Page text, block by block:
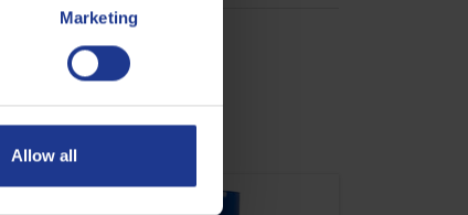
Marketing
Allow all